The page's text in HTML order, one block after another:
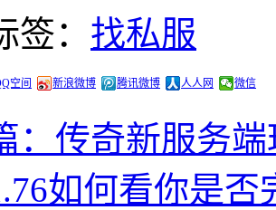
签： 找私服
空间 新浪微博 腾讯微博 人人网 微信
：传奇新服务
如何看你是否